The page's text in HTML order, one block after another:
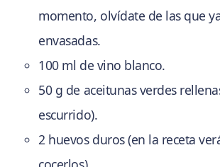
momento, olvídate de las que
envasadas.
100 ml de vino blanco.
50 g de aceitunas verdes
escurrido).
2 huevos duros (en la receta